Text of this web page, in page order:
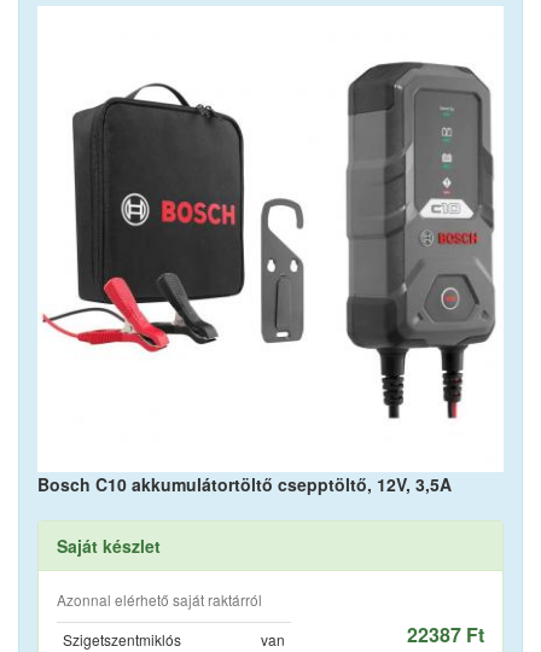
Bosch C10 akkumulátortöltő csepptöltő, 12V, 3,5A
Saját készlet
Azonnal elérhető saját raktárról
Szigetszentmiklós
van 22387 Ft